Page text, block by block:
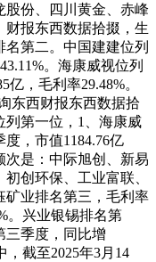
股份、四川黄金、赤峰
报东西数据拾掇，生
第二。中国建建位列
。海康威视位列
，毛利率29.48%。
东西财报东西数据拾
列第一位，1、海康威
度，市值1184.76亿
次是：中际旭创、新易
创环保、工业富联、
矿业排名第三，毛利率
。兴业银锡排名第
三季度，同比增
，截至2025年3月14